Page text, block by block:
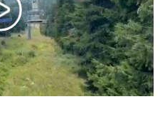
Play
Video